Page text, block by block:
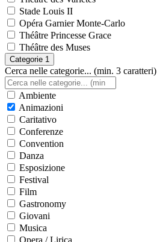
Stade Louis II
Opéra Garnier Monte-Carlo
Théâtre Princesse Grace
Théâtre des Muses
Categorie 1
Cerca nelle categorie... (min. 3 caratteri)
Ambiente
Animazioni
Caritativo
Conferenze
Convention
Danza
Esposizione
Festival
Film
Gastronomy
Giovani
Musica
Opera / Lirica